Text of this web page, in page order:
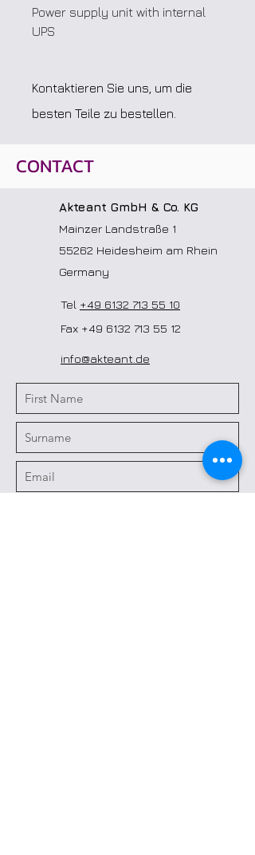
Power supply unit with internal
UPS
Kontaktieren Sie uns, um die
besten Teile zu bestellen.
CONTACT
Akteant GmbH & Co. KG
Mainzer Landstraße 1
55262 Heidesheim am Rhein
Germany
Tel +49 6132 713 55 10
Fax +49 6132 713 55 12
info@akteant.de